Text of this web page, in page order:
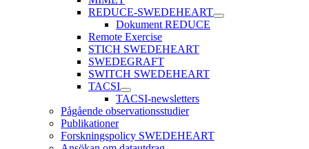
REDUCE-SWEDEHEART
Dokument REDUCE
Remote Exercise
STICH SWEDEHEART
SWEDEGRAFT
SWITCH SWEDEHEART
TACSI
TACSI-newsletters
Pågående observationsstudier
Publikationer
Forskningspolicy SWEDEHEART